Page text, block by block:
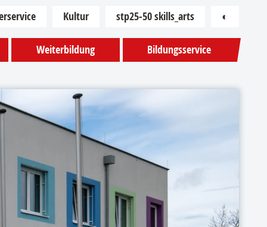
Weiterbildung Bildungsservice
Kultur stp25-50 skills_arts ◐